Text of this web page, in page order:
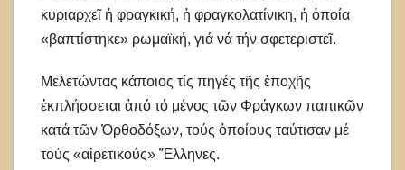
κυριαρχεῖ ἡ φραγκική, ἡ φραγκολατίνικη, ἡ ὁποία
«βαπτίστηκε» ρωμαϊκή, γιά νά τήν σφετεριστεῖ.
Μελετώντας κάποιος τίς πηγές τῆς ἐποχῆς
ἐκπλήσσεται ἀπό τό μένος τῶν Φράγκων παπικῶν
κατά τῶν Ὀρθοδόξων, τούς ὁποίους ταύτισαν μέ
τούς «αἱρετικούς» Ἕλληνες.